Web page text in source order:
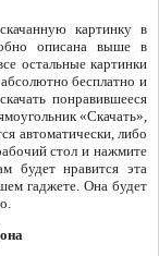
картинку в
описана выше в
остальные картинки
бесплатно и
понравившееся
«Скачать»,
автоматически, либо
стол и нажмите
будет нравится эта
гаджете. Она будет